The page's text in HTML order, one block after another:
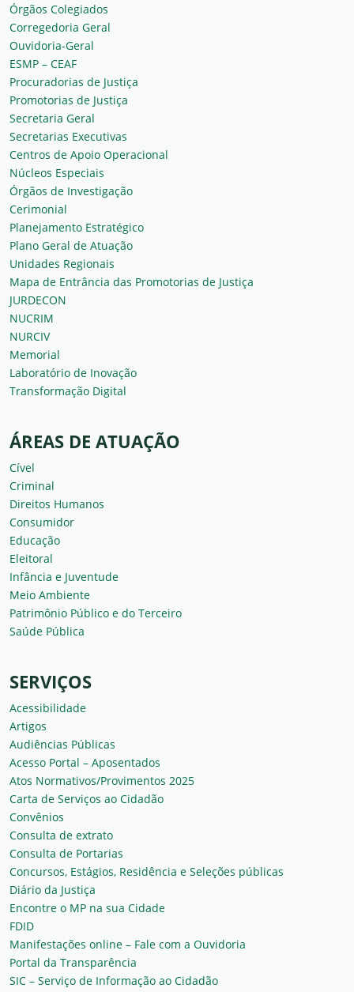
Órgãos Colegiados
Corregedoria Geral
Ouvidoria-Geral
ESMP – CEAF
Procuradorias de Justiça
Promotorias de Justiça
Secretaria Geral
Secretarias Executivas
Centros de Apoio Operacional
Núcleos Especiais
Órgãos de Investigação
Cerimonial
Planejamento Estratégico
Plano Geral de Atuação
Unidades Regionais
Mapa de Entrância das Promotorias de Justiça
JURDECON
NUCRIM
NURCIV
Memorial
Laboratório de Inovação
Transformação Digital
ÁREAS DE ATUAÇÃO
Cível
Criminal
Direitos Humanos
Consumidor
Educação
Eleitoral
Infância e Juventude
Meio Ambiente
Patrimônio Público e do Terceiro
Saúde Pública
SERVIÇOS
Acessibilidade
Artigos
Audiências Públicas
Acesso Portal – Aposentados
Atos Normativos/Provimentos 2025
Carta de Serviços ao Cidadão
Convênios
Consulta de extrato
Consulta de Portarias
Concursos, Estágios, Residência e Seleções públicas
Diário da Justiça
Encontre o MP na sua Cidade
FDID
Manifestações online – Fale com a Ouvidoria
Portal da Transparência
SIC – Serviço de Informação ao Cidadão